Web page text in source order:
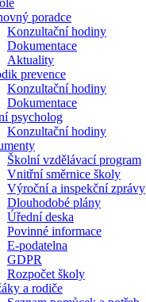
poradce
Konzultační hodiny
Dokumentace
Aktuality
prevence
Konzultační hodiny
Dokumentace
psycholog
Konzultační hodiny
Školní vzdělávací program
Vnitřní směrnice školy
Výroční a inspekční zprávy
Dlouhodobé plány
Úřední deska
Povinné informace
E-podatelna
GDPR
Rozpočet školy
a rodiče